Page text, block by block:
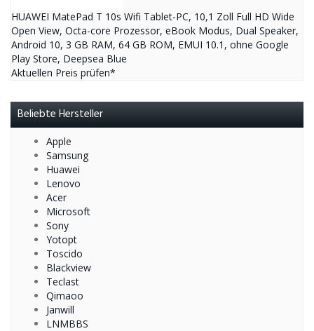
HUAWEI MatePad T 10s Wifi Tablet-PC, 10,1 Zoll Full HD Wide
Open View, Octa-core Prozessor, eBook Modus, Dual Speaker,
Android 10, 3 GB RAM, 64 GB ROM, EMUI 10.1, ohne Google
Play Store, Deepsea Blue
Aktuellen Preis prüfen*
Beliebte Hersteller
Apple
Samsung
Huawei
Lenovo
Acer
Microsoft
Sony
Yotopt
Toscido
Blackview
Teclast
Qimaoo
Janwill
LNMBBS